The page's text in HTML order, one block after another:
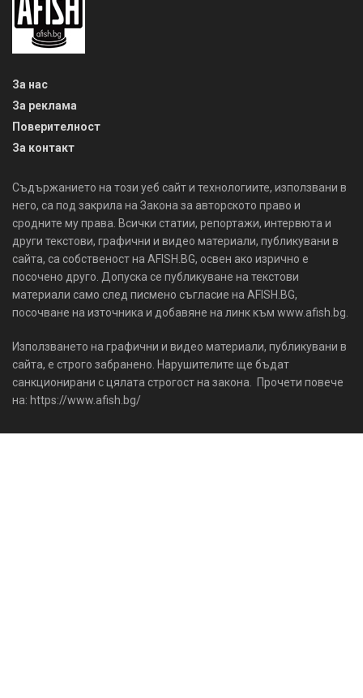
За нас
За реклама
Поверителност
За контакт
Съдържанието на този уеб сайт и технологиите, използвани в
него, са под закрила на Закона за авторското право и
сродните му права. Всички статии, репортажи, интервюта и
други текстови, графични и видео материали, публикувани в
сайта, са собственост на AFISH.BG, освен ако изрично е
посочено друго. Допуска се публикуване на текстови
материали само след писмено съгласие на AFISH.BG,
посочване на източника и добавяне на линк към www.afish.bg.
Използването на графични и видео материали, публикувани в
сайта, е строго забранено. Нарушителите ще бъдат
санкционирани с цялата строгост на закона. Прочети повече
на: https://www.afish.bg/